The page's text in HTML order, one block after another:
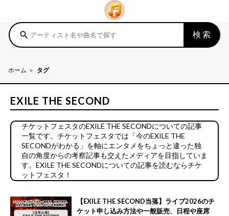
search 検索
ホーム タグ
EXILE THE SECOND
チケットフェスタのEXILE THE SECONDについての記事
一覧です。チケットフェスタでは「今のEXILE THE
SECONDがわかる」を軸にエンタメをちょっと違った独
自の角度からの考察記事も交えたメディアを目指していま
す。EXILE THE SECONDについての記事を読むならチケ
ットフェスタ！
【EXILE THE SECOND当落】ライブ2026のチ
ケット申し込み方法や一般販売、日程や座席